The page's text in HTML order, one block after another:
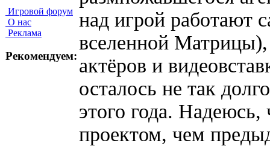
Игровой форум
О нас
Реклама
Рекомендуем:
над игрой работают
вселенной
актёров и
осталось не так
этого года.
проектом, чем